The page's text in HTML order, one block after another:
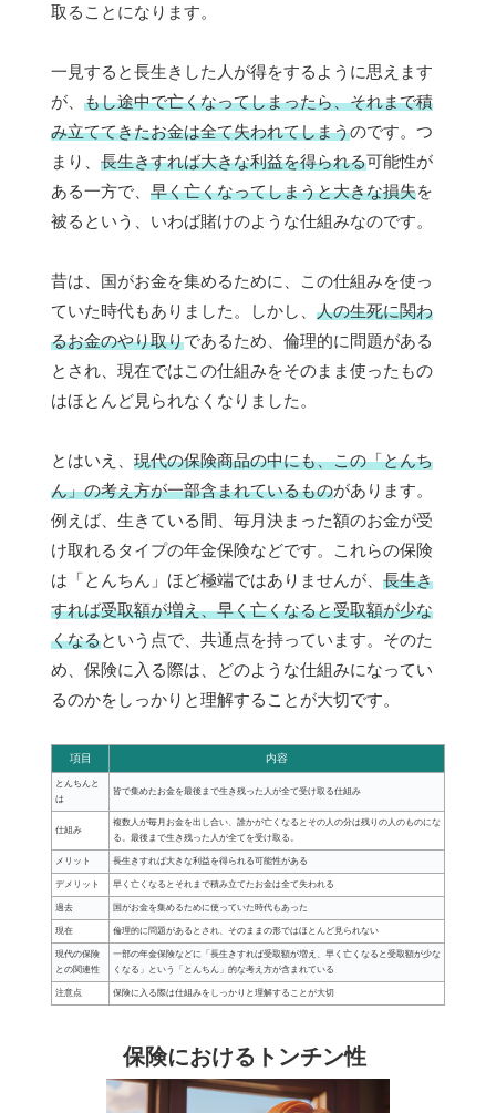
取ることになります。
一見すると長生きした人が得をするように思えます
が、 もし途中で亡くなってしまったら、それまで積
み立ててきたお金は全て失われてしまうのです。つ
まり、 長生きすれば大きな利益を得られる可能性が
ある一方で、 早く亡くなってしまうと大きな損失を
被るという、いわば賭けのような仕組みなのです。
昔は、国がお金を集めるために、この仕組みを使っ
ていた時代もありました。しかし、 人の生死に関わ
るお金のやり取りであるため、倫理的に問題がある
とされ、現在ではこの仕組みをそのまま使ったもの
はほとんど見られなくなりました。
とはいえ、 現代の保険商品の中にも、この「とんち
ん」の考え方が一部含まれているものがあります。
例えば、生きている間、毎月決まった額のお金が受
け取れるタイプの年金保険などです。これらの保険
は「とんちん」ほど極端ではありませんが、 長生き
すれば受取額が増え、早く亡くなると受取額が少な
くなるという点で、共通点を持っています。そのた
め、保険に入る際は、どのような仕組みになってい
るのかをしっかりと理解することが大切です。
項目 内容
とんちんと
は
皆で集めたお金を最後まで生き残った人が全て受け取る仕組み
仕組み
複数人が毎月お金を出し合い、誰かが亡くなるとその人の分は残りの人のものにな
る。最後まで生き残った人が全てを受け取る。
メリット 長生きすれば大きな利益を得られる可能性がある
デメリット 早く亡くなるとそれまで積み立てたお金は全て失われる
過去 国がお金を集めるために使っていた時代もあった
現在 倫理的に問題があるとされ、そのままの形ではほとんど見られない
現代の保険
との関連性
一部の年金保険などに「長生きすれば受取額が増え、早く亡くなると受取額が少な
くなる」という「とんちん」的な考え方が含まれている
注意点 保険に入る際は仕組みをしっかりと理解することが大切
保険におけるトンチン性